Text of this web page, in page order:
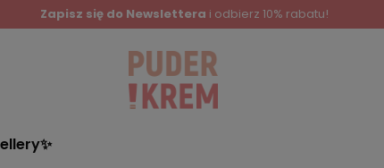
Zapisz się do Newslettera i odbierz 10% rabatu!